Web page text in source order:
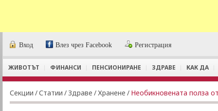
Вход Влез чрез Facebook Регистрация
ЖИВОТЪТ ФИНАНСИ ПЕНСИОНИРАНЕ ЗДРАВЕ КАК ДА
Секции /Статии / Здраве /Хранене / Необикновената полза